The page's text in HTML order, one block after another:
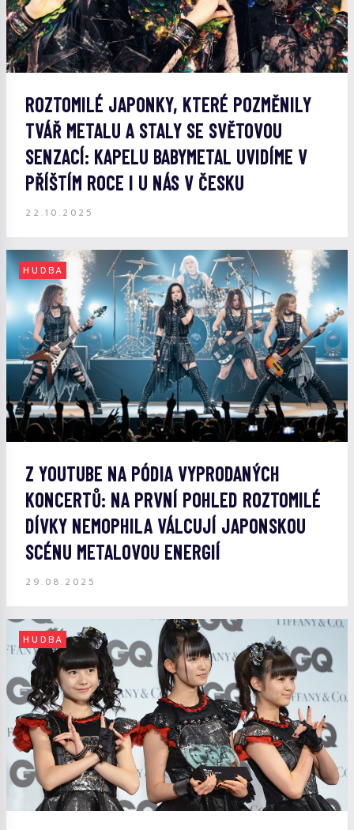
ROZTOMILÉ JAPONKY, KTERÉ POZMĚNILY
TVÁŘ METALU A STALY SE SVĚTOVOU
SENZACÍ: KAPELU BABYMETAL UVIDÍME V
PŘÍŠTÍM ROCE I U NÁS V ČESKU
22.10.2025
HUDBA
Z YOUTUBE NA PÓDIA VYPRODANÝCH
KONCERTŮ: NA PRVNÍ POHLED ROZTOMILÉ
DÍVKY NEMOPHILA VÁLCUJÍ JAPONSKOU
SCÉNU METALOVOU ENERGIÍ
29.08.2025
HUDBA